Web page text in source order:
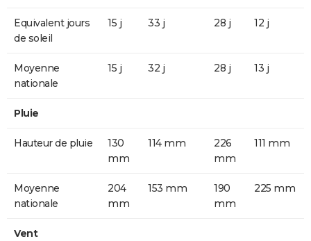
Equivalent jours
de soleil
15 j 33 j 28 j 12 j
Moyenne
nationale
15 j 32 j 28 j 13 j
Pluie
Hauteur de pluie
130
mm
114 mm
226
mm
111 mm
Moyenne
nationale
204
mm
153 mm
190
mm
225 mm
Vent